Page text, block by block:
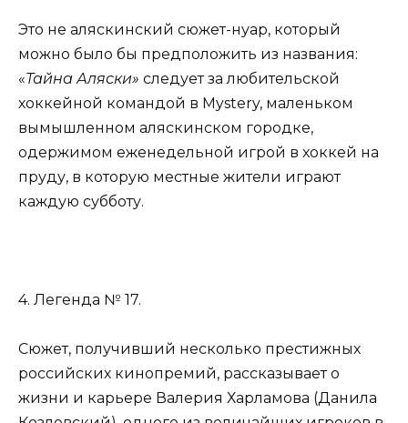
Это не аляскинский сюжет-нуар, который
можно было бы предположить из названия:
«Тайна Аляски» следует за любительской
хоккейной командой в Mystery, маленьком
вымышленном аляскинском городке,
одержимом еженедельной игрой в хоккей на
пруду, в которую местные жители играют
каждую субботу.
4. Легенда № 17.
Сюжет, получивший несколько престижных
российских кинопремий, рассказывает о
жизни и карьере Валерия Харламова (Данила